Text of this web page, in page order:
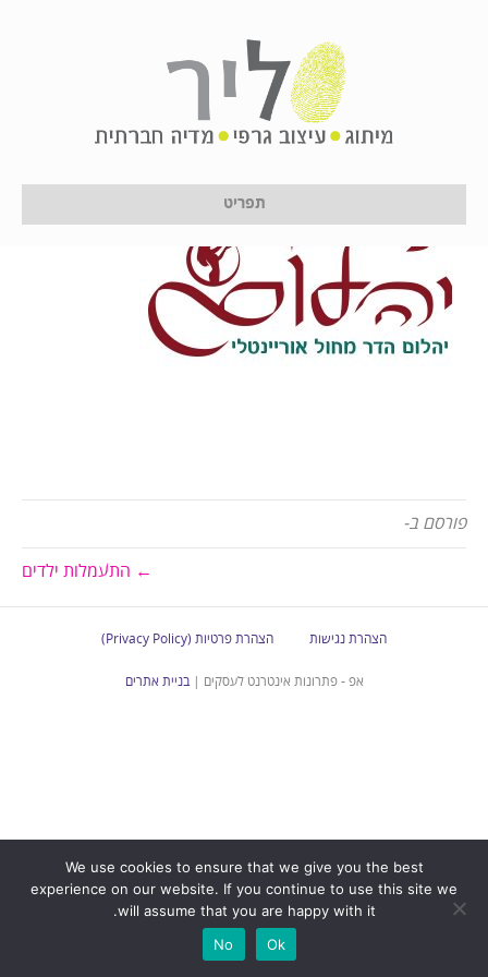
תפריט
yahalom
4 ביולי 2017
פורסם ב-
← התעמלות ילדים
הצהרת נגישות הצהרת פרטיות (Privacy Policy)
אפ - פתרונות אינטרנט לעסקים |בניית אתרים
We use cookies to ensure that we give you the best
experience on our website. If you continue to use this site we
will assume that you are happy with it.
Ok
No